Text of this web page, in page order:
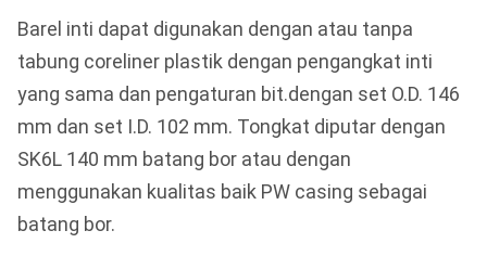
Barel inti dapat digunakan dengan atau tanpa
tabung coreliner plastik dengan pengangkat inti
yang sama dan pengaturan bit.dengan set O.D. 146
mm dan set I.D. 102 mm. Tongkat diputar dengan
SK6L 140 mm batang bor atau dengan
menggunakan kualitas baik PW casing sebagai
batang bor.